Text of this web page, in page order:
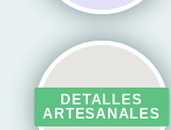
DETALLES
ARTESANALES